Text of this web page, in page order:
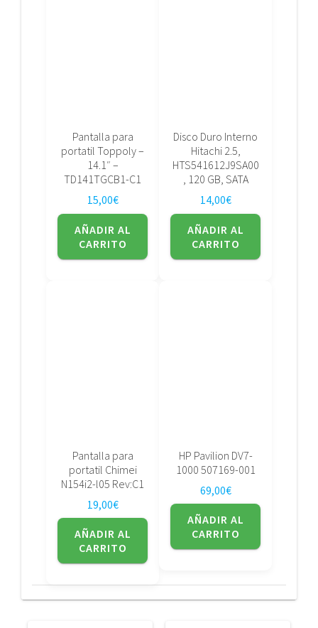
Pantalla para
portatil Toppoly –
14.1″ –
TD141TGCB1-C1
15,00€
AÑADIR AL
CARRITO
Disco Duro Interno
Hitachi 2.5,
HTS541612J9SA00
, 120 GB, SATA
14,00€
AÑADIR AL
CARRITO
Pantalla para
portatil Chimei
N154i2-l05 Rev:C1
19,00€
AÑADIR AL
CARRITO
HP Pavilion DV7-
1000 507169-001
69,00€
AÑADIR AL
CARRITO